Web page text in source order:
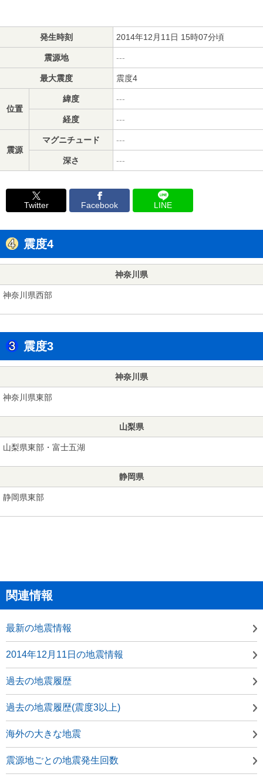
発生時刻 2014年12月11日 15時07分頃
震源地 ---
最大震度 震度4
位置
緯度 ---
経度 ---
震源
マグニチュード ---
深さ ---
Twitter Facebook LINE
震度4
神奈川県
神奈川県西部
震度3
神奈川県
神奈川県東部
山梨県
山梨県東部・富士五湖
静岡県
静岡県東部
関連情報
最新の地震情報
2014年12月11日の地震情報
過去の地震履歴
過去の地震履歴(震度3以上)
海外の大きな地震
震源地ごとの地震発生回数